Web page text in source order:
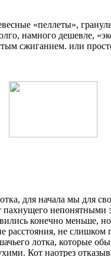
«пеллеты»,
намного дешевле,
сжиганием. или
для начала мы для
конечно меньше,
расстояния, не
лотка, которые
Кот наотрез